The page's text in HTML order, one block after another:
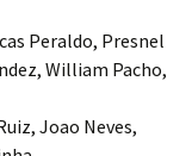
Peraldo, Presnel
William Pacho,
Joao Neves,